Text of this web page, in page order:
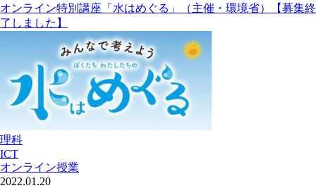
オンライン特別講座「水はめぐる」（主催・環境省）【募集終
了しました】
理科
ICT
オンライン授業
2022.01.20